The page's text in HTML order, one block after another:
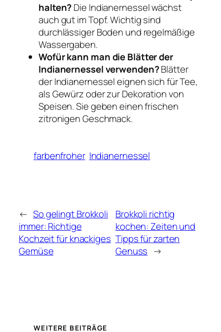
halten?Die Indianernessel wächst
auch gut im Topf. Wichtig sind
durchlässiger Boden und regelmäßige
Wassergaben.
Wofür kann man die Blätter der
Indianernessel verwenden?Blätter
der Indianernessel eignen sich für Tee,
als Gewürz oder zur Dekoration von
Speisen. Sie geben einen frischen
zitronigen Geschmack.
farbenfroher Indianernessel
← So gelingt Brokkoli
immer: Richtige
Kochzeit für knackiges
Gemüse
Brokkoli richtig
kochen: Zeiten und
Tipps für zarten
Genuss →
WEITERE BEITRÄGE